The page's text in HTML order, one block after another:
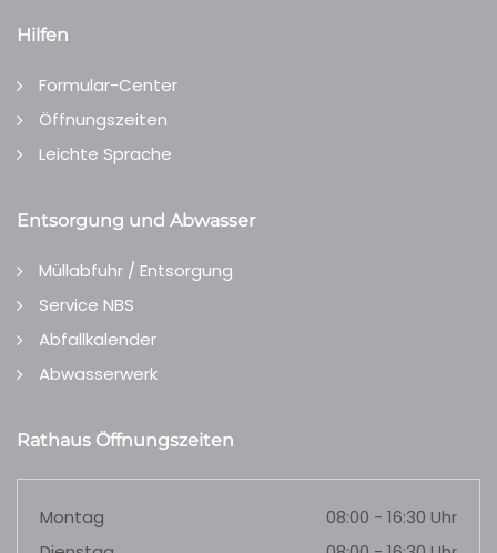
Hilfen
Formular-Center
Öffnungszeiten
Leichte Sprache
Entsorgung und Abwasser
Müllabfuhr / Entsorgung
Service NBS
Abfallkalender
Abwasserwerk
Rathaus Öffnungszeiten
Montag
08:00 - 16:30 Uhr